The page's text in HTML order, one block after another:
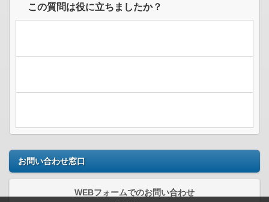
この質問は役に立ちましたか？
お問い合わせ窓口
WEBフォームでのお問い合わせ